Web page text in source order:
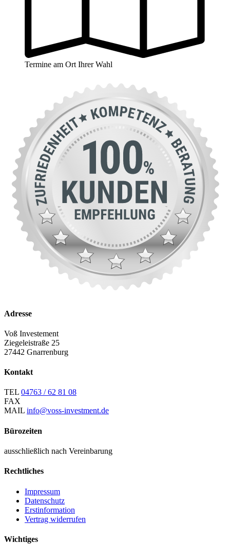
Termine am Ort Ihrer Wahl
Adresse
Voß Investement
Ziegeleistraße 25
27442 Gnarrenburg
Kontakt
TEL 04763 / 62 81 08
FAX
MAIL info@voss-investment.de
Bürozeiten
ausschließlich nach Vereinbarung
Rechtliches
Impressum
Datenschutz
Erstinformation
Vertrag widerrufen
Wichtiges